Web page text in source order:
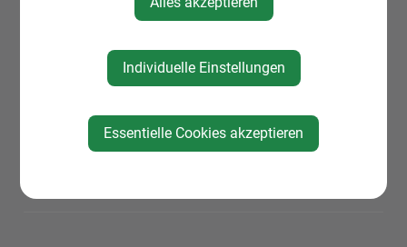
Individuelle Einstellungen
Essentielle Cookies akzeptieren